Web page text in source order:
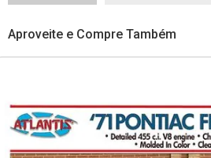
Aproveite e Compre Também